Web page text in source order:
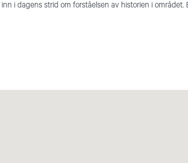
i dagens strid om forståelsen av historien i